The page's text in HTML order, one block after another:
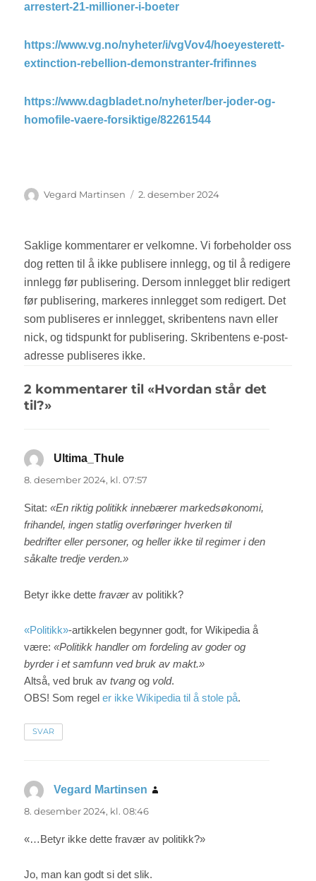
arrestert-21-millioner-i-boeter
https://www.vg.no/nyheter/i/vgVov4/hoeyesterett-
extinction-rebellion-demonstranter-frifinnes
https://www.dagbladet.no/nyheter/ber-joder-og-
homofile-vaere-forsiktige/82261544
Forfatter
Vegard Martinsen Publisert
2. desember 2024
2 kommentarer til «Hvordan står det
til?»
Ultima_Thule
8. desember 2024, kl. 07:57
Sitat:«En riktig politikk innebærer markedsøkonomi,
frihandel, ingen statlig overføringer hverken til
bedrifter eller personer, og heller ikke til regimer i den
såkalte tredje verden.»
Betyr ikke dettefraværav politikk?
«Politikk»-artikkelen begynner godt, for Wikipedia å
være:«Politikk handler om fordeling av goder og
byrder i et samfunn ved bruk av makt.»
Altså, ved bruk avtvang og vold.
OBS! Som regeler ikke Wikipedia til å stole på.
SVAR
Vegard Martinsen
8. desember 2024, kl. 08:46
«…Betyr ikke dette fravær av politikk?»
Jo, man kan godt si det slik.